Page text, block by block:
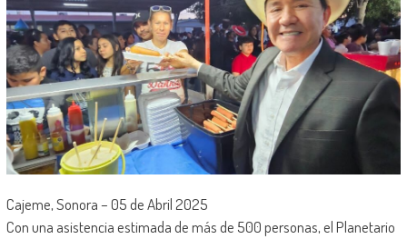
Cajeme, Sonora – 05 de Abril 2025
Con una asistencia estimada de más de 500 personas, el Planetario